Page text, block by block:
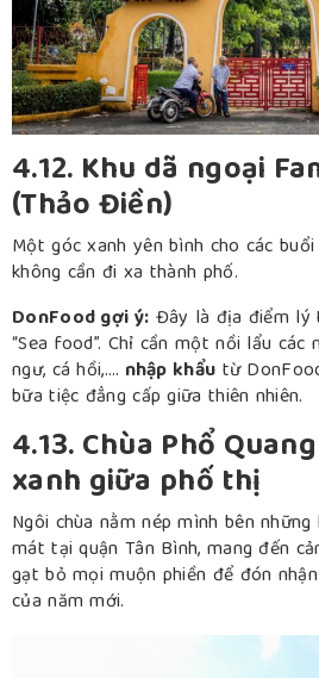
4.12. Khu dã ngoại
(Thảo Điền)
Một góc xanh yên bình cho các
không cần đi xa thành phố.
DonFood gợi ý: Đây là địa điểm lý
“Sea food”. Chỉ cần một nồi lẩu
ngư, cá hồi,…. nhập khẩu từ
bữa tiệc đẳng cấp giữa thiên nhiên.
4.13. Chùa Phổ
xanh giữa phố thị
Ngôi chùa nằm nép mình bên
mát tại quận Tân Bình, mang đến
gạt bỏ mọi muộn phiền để đón
của năm mới.